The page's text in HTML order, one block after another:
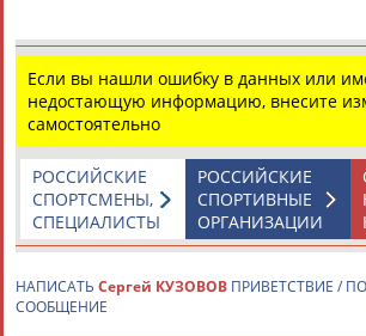
Рамазан
АБДУЛАЕВ
Тагир
АБДУЛАЕВ
Камиль
Камалудин
АБДУЛДАУДОВ
Абдула
Магомед
Если вы нашли ошибку в данных или
недостающую информацию, внесите
самостоятельно
РОССИЙСКИЕ
СПОРТИВНЫЕ
ОРГАНИЗАЦИИ
РОССИЙСКИЕ
СПОРТСМЕНЫ,
СПЕЦИАЛИСТЫ
НАПИСАТЬ Сергей КУЗОВОВ ПРИВЕТСТВИЕ /
СООБЩЕНИЕ